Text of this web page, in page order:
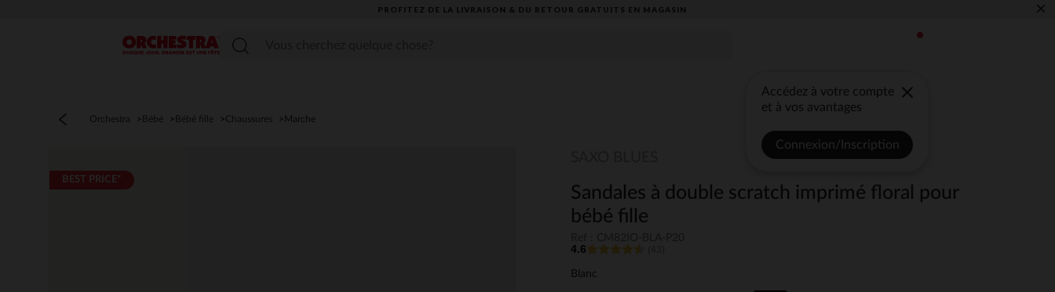
PROFITEZ DE LA LIVRAISON & DU RETOUR GRATUITS EN MAGASIN​ ×
Menu
Accédez à votre compte
et à vos avantages
Connexion/Inscription
Orchestra Bébé Bébé fille Chaussures Marche
BEST PRICE*
Sandales à double scratch imprimé floral pour
bébé fille
4.6
Blanc